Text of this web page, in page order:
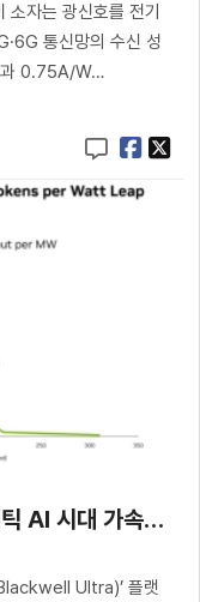
자는 광신호를 전기
통신망의 수신 성
과 0.75A/W…
틱 AI 시대 가속…
Ultra)’ 플랫